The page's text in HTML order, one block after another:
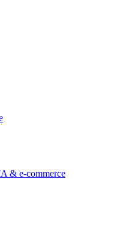
& e-commerce